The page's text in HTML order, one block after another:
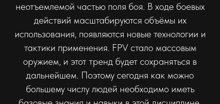
неотъемлемой частью поля боя. В ходе боевых
действий масштабируются объёмы их
использования, появляются новые технологии и
тактики применения. FPV стало массовым
оружием, и этот тренд будет сохраняться в
дальнейшем. Поэтому сегодня как можно
большему числу людей необходимо иметь